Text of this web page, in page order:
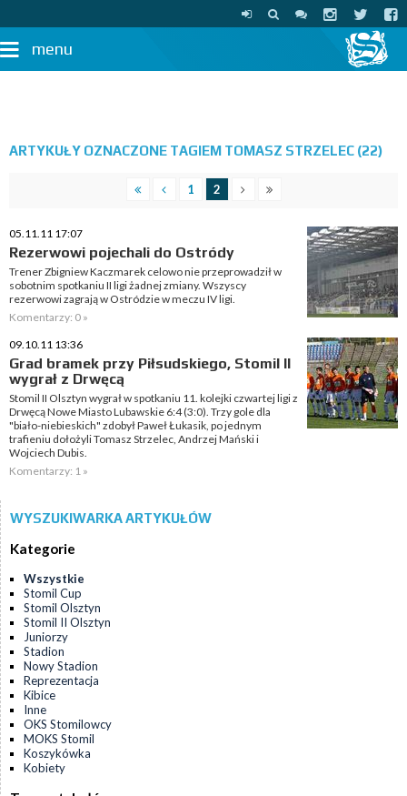
menu
ARTYKUŁY OZNACZONE TAGIEM TOMASZ STRZELEC (22)
1 2
05.11.11 17:07
Rezerwowi pojechali do Ostródy
Trener Zbigniew Kaczmarek celowo nie przeprowadził w
sobotnim spotkaniu II ligi żadnej zmiany. Wszyscy
rezerwowi zagrają w Ostródzie w meczu IV ligi.
Komentarzy: 0 »
09.10.11 13:36
Grad bramek przy Piłsudskiego, Stomil II
wygrał z Drwęcą
Stomil II Olsztyn wygrał w spotkaniu 11. kolejki czwartej ligi z
Drwęcą Nowe Miasto Lubawskie 6:4 (3:0). Trzy gole dla
"biało-niebieskich" zdobył Paweł Łukasik, po jednym
trafieniu dołożyli Tomasz Strzelec, Andrzej Mański i
Wojciech Dubis.
Komentarzy: 1 »
WYSZUKIWARKA ARTYKUŁÓW
Kategorie
Wszystkie
Stomil Cup
Stomil Olsztyn
Stomil II Olsztyn
Juniorzy
Stadion
Nowy Stadion
Reprezentacja
Kibice
Inne
OKS Stomilowcy
MOKS Stomil
Koszykówka
Kobiety